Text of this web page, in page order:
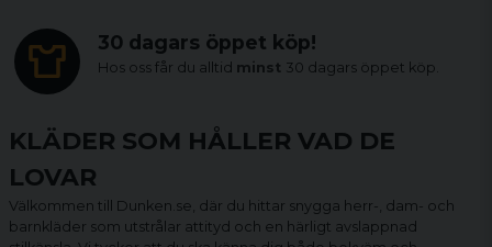
30 dagars öppet köp!
Hos oss får du alltid minst 30 dagars öppet köp.
KLÄDER SOM HÅLLER VAD DE
LOVAR
Välkommen till Dunken.se, där du hittar snygga herr-, dam- och
barnkläder som utstrålar attityd och en härligt avslappnad